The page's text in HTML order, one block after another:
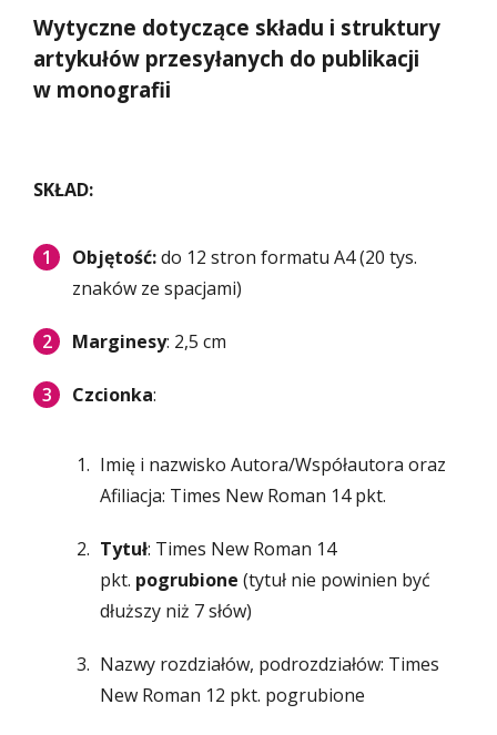
Wytyczne dotyczące składu i struktury
artykułów przesyłanych do publikacji
w monografii
SKŁAD:
Objętość:do 12 stron formatu A4 (20 tys.
znaków ze spacjami)
Marginesy: 2,5 cm
Czcionka:
Imię i nazwisko Autora/Współautora oraz
Afiliacja: Times New Roman 14 pkt.
Tytuł: Times New Roman 14
pkt. pogrubione (tytuł nie powinien być
dłuższy niż 7 słów)
Nazwy rozdziałów, podrozdziałów: Times
New Roman 12 pkt. pogrubione